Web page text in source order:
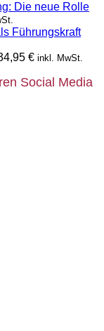
Die neue Rolle
Führungskraft
€ inkl. MwSt.
Social Media